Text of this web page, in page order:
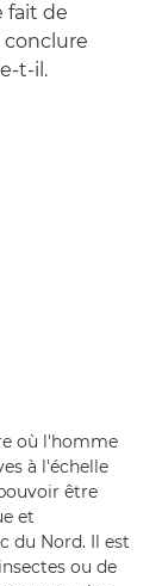
fait de
conclure
t-il.
où l'homme
à l'échelle
être
et
du Nord. Il est
ou de